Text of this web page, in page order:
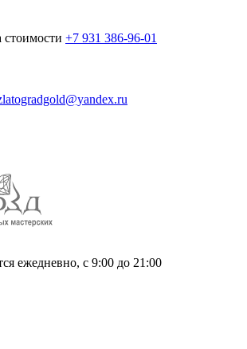
+7 931 386-96-01
ежедневно, с 9:00 до 21:00